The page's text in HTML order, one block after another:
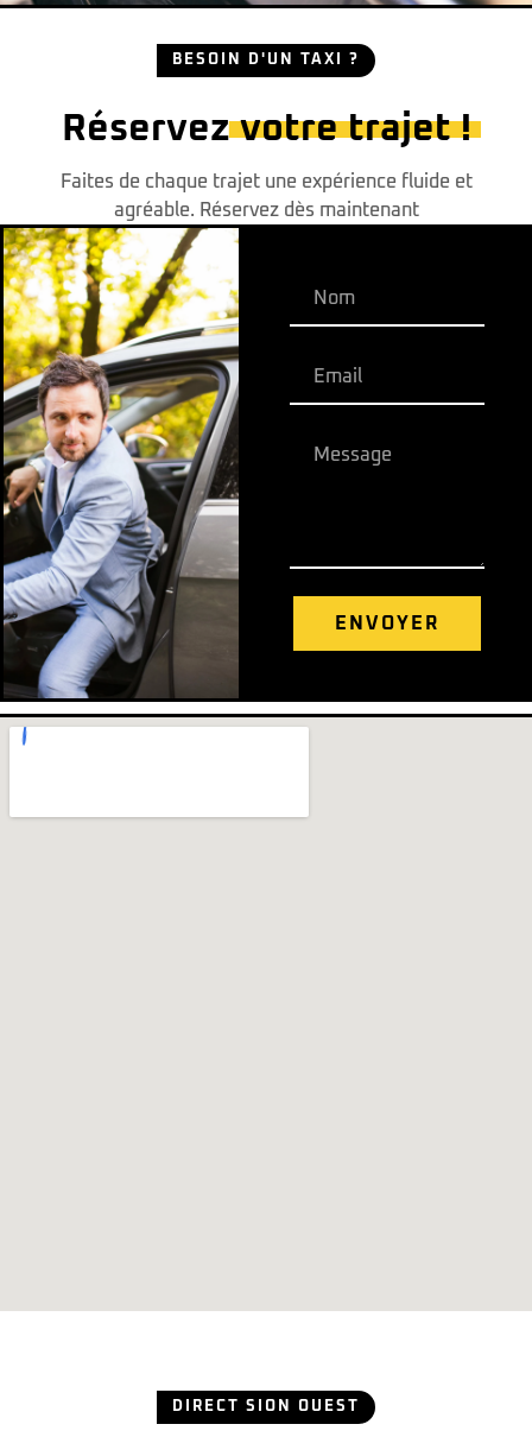
BESOIN D'UN TAXI ?
Réservez votre trajet !
Faites de chaque trajet une expérience fluide et
agréable. Réservez dès maintenant
ENVOYER
DIRECT SION OUEST